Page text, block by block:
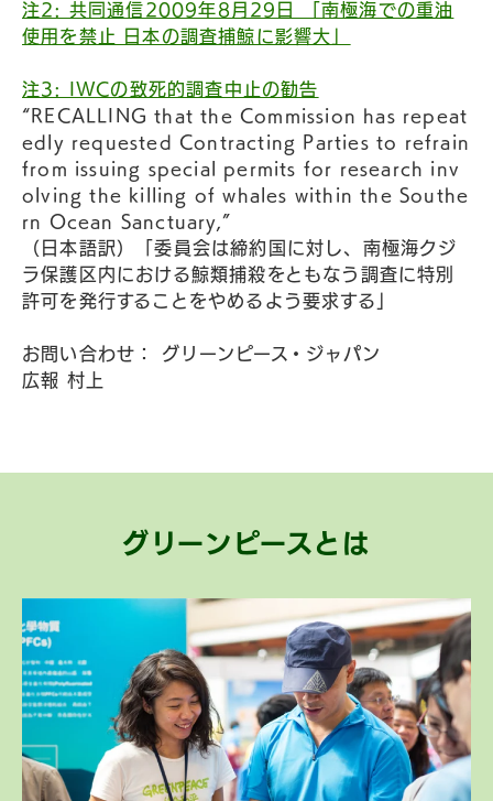
注2: 共同通信2009年8月29日 「南極海での重油
使用を禁止 日本の調査捕鯨に影響大」
注3: IWCの致死的調査中止の勧告
“RECALLING that the Commission has repeat
edly requested Contracting Parties to refrain
from issuing special permits for research inv
olving the killing of whales within the Southe
rn Ocean Sanctuary,”
（日本語訳）「委員会は締約国に対し、南極海クジ
ラ保護区内における鯨類捕殺をともなう調査に特別
許可を発行することをやめるよう要求する」
お問い合わせ： グリーンピース・ジャパン
広報 村上
グリーンピースとは